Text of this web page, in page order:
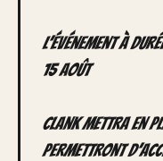
L’événement à
15 août
Clank mettra en
permettront